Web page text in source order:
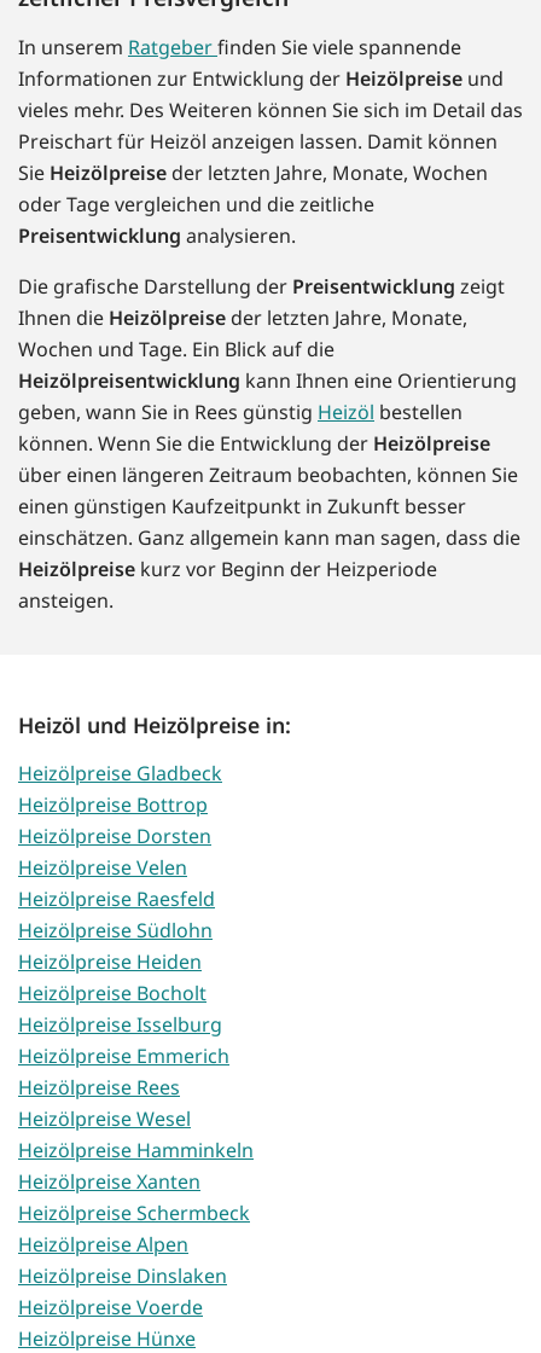
In unserem Ratgeberfinden Sie viele spannende
Informationen zur Entwicklung der Heizölpreise und
vieles mehr. Des Weiteren können Sie sich im Detail das
Preischart für Heizöl anzeigen lassen. Damit können
Sie Heizölpreise der letzten Jahre, Monate, Wochen
oder Tage vergleichen und die zeitliche
Preisentwicklung analysieren.
Die grafische Darstellung der Preisentwicklung zeigt
Ihnen die Heizölpreise der letzten Jahre, Monate,
Wochen und Tage. Ein Blick auf die
Heizölpreisentwicklung kann Ihnen eine Orientierung
geben, wann Sie in Rees günstig Heizöl bestellen
können. Wenn Sie die Entwicklung der Heizölpreise
über einen längeren Zeitraum beobachten, können Sie
einen günstigen Kaufzeitpunkt in Zukunft besser
einschätzen. Ganz allgemein kann man sagen, dass die
Heizölpreise kurz vor Beginn der Heizperiode
ansteigen.
Heizöl und Heizölpreise in:
Heizölpreise Gladbeck
Heizölpreise Bottrop
Heizölpreise Dorsten
Heizölpreise Velen
Heizölpreise Raesfeld
Heizölpreise Südlohn
Heizölpreise Heiden
Heizölpreise Bocholt
Heizölpreise Isselburg
Heizölpreise Emmerich
Heizölpreise Rees
Heizölpreise Wesel
Heizölpreise Hamminkeln
Heizölpreise Xanten
Heizölpreise Schermbeck
Heizölpreise Alpen
Heizölpreise Dinslaken
Heizölpreise Voerde
Heizölpreise Hünxe